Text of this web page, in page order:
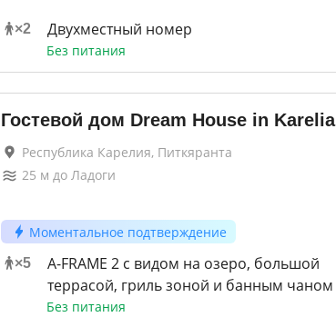
×2 Двухместный номер
Без питания
Гостевой дом Dream House in Karelia
Республика Карелия, Питкяранта
25 м до Ладоги
Моментальное подтверждение
×5
A-FRAME 2 с видом на озеро, большой
террасой, гриль зоной и банным чаном
Без питания